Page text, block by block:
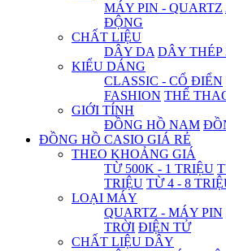
MÁY PIN - QUARTZ
ĐỘNG
CHẤT LIỆU
DÂY DA DÂY THÉP
KIỂU DÁNG
CLASSIC - CỔ ĐIỂN
FASHION THỂ
GIỚI TÍNH
ĐỒNG HỒ NAM
ĐỒNG HỒ CASIO GIÁ RẺ
THEO KHOẢNG GIÁ
TỪ 500K - 1 TRIỆU
TRIỆU TỪ 4 - 8
LOẠI MÁY
QUARTZ - MÁY PIN
TRỜI ĐIỆN TỬ
CHẤT LIỆU DÂY